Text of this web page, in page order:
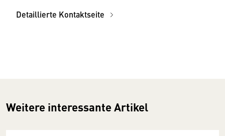
Detaillierte Kontaktseite
Weitere interessante Artikel